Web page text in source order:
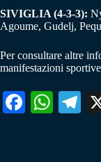
SIVIGLIA (4-3-3):
Agoume, Gudelj,
Per consultare altre
manifestazioni
Fa W